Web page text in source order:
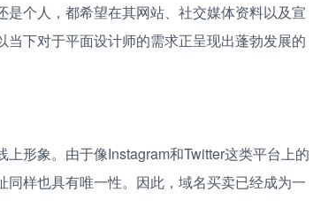
个人，都希望在其网站、社交媒体资料以及宣
下对于平面设计师的需求正呈现出蓬勃发展的
形象。由于像Instagram和Twitter这类平台上的
样也具有唯一性。因此，域名买卖已经成为一